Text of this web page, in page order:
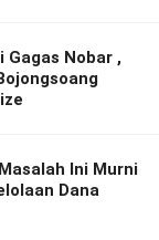
Gagas Nobar ,
Ini Murni
Dana